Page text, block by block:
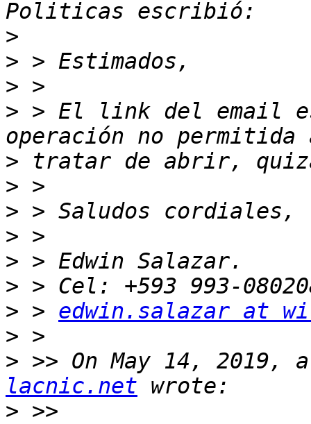
>
>
>
> > El link del email
>
>
>
>
>
>
> > edwin.salazar at
>
> >> On May 14,
lacnic.net
>